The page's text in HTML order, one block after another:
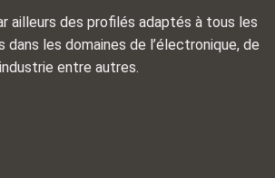
ailleurs des profilés adaptés à tous les
dans les domaines de l’électronique, de
entre autres.